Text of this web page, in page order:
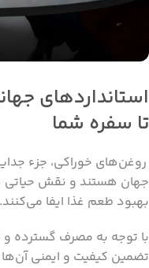
استانداردهای
تا سفره شما
روغن‌های خوراکی، جزء
جهان هستند و نقش حیاتی
بهبود طعم غذا ایفا می‌کنند.
با توجه به مصرف گسترده و
تضمین کیفیت و ایمنی آن‌ها